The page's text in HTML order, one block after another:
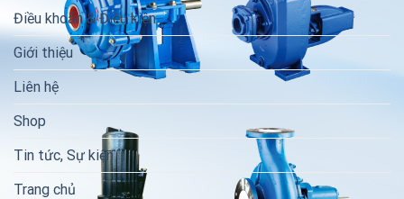
Điều khoản & Điều kiện
Giới thiệu
Liên hệ
Shop
Tin tức, Sự kiện
Trang chủ